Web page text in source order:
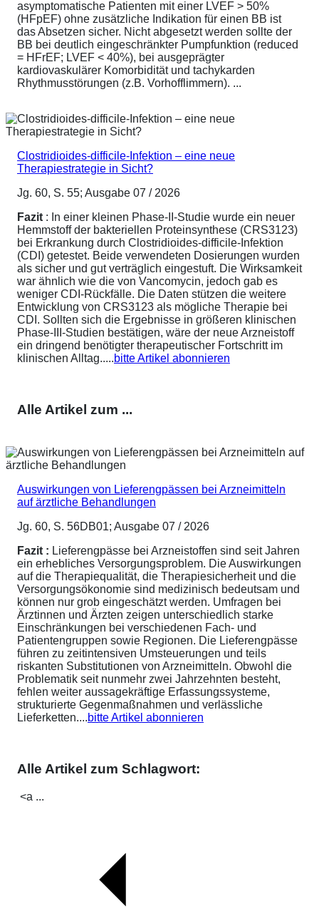
asymptomatische Patienten mit einer LVEF > 50%
(HFpEF) ohne zusätzliche Indikation für einen BB ist
das Absetzen sicher. Nicht abgesetzt werden sollte der
BB bei deutlich eingeschränkter Pumpfunktion (reduced
= HFrEF; LVEF < 40%), bei ausgeprägter
kardiovaskulärer Komorbidität und tachykarden
Rhythmusstörungen (z.B. Vorhofflimmern). ...
Clostridioides-difficile-Infektion – eine neue
Therapiestrategie in Sicht?
Jg. 60, S. 55; Ausgabe 07 / 2026
Fazit : In einer kleinen Phase-II-Studie wurde ein neuer
Hemmstoff der bakteriellen Proteinsynthese (CRS3123)
bei Erkrankung durch Clostridioides-difficile-Infektion
(CDI) getestet. Beide verwendeten Dosierungen wurden
als sicher und gut verträglich eingestuft. Die Wirksamkeit
war ähnlich wie die von Vancomycin, jedoch gab es
weniger CDI-Rückfälle. Die Daten stützen die weitere
Entwicklung von CRS3123 als mögliche Therapie bei
CDI. Sollten sich die Ergebnisse in größeren klinischen
Phase-III-Studien bestätigen, wäre der neue Arzneistoff
ein dringend benötigter therapeutischer Fortschritt im
klinischen Alltag.....bitte Artikel abonnieren
Alle Artikel zum ...
Auswirkungen von Lieferengpässen bei Arzneimitteln
auf ärztliche Behandlungen
Jg. 60, S. 56DB01; Ausgabe 07 / 2026
Fazit : Lieferengpässe bei Arzneistoffen sind seit Jahren
ein erhebliches Versorgungsproblem. Die Auswirkungen
auf die Therapiequalität, die Therapiesicherheit und die
Versorgungsökonomie sind medizinisch bedeutsam und
können nur grob eingeschätzt werden. Umfragen bei
Ärztinnen und Ärzten zeigen unterschiedlich starke
Einschränkungen bei verschiedenen Fach- und
Patientengruppen sowie Regionen. Die Lieferengpässe
führen zu zeitintensiven Umsteuerungen und teils
riskanten Substitutionen von Arzneimitteln. Obwohl die
Problematik seit nunmehr zwei Jahrzehnten besteht,
fehlen weiter aussagekräftige Erfassungssysteme,
strukturierte Gegenmaßnahmen und verlässliche
Lieferketten....bitte Artikel abonnieren
Alle Artikel zum Schlagwort:
<a ...